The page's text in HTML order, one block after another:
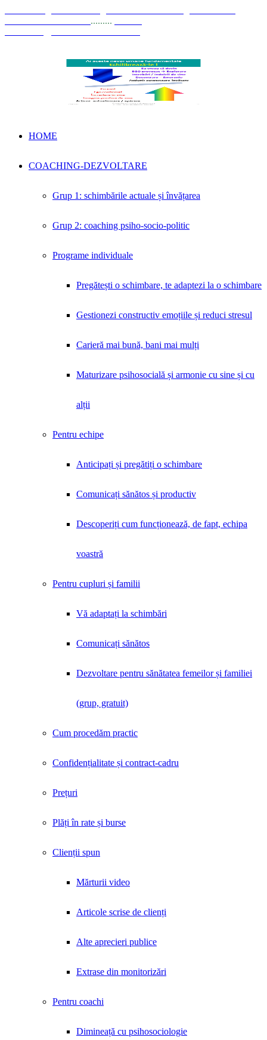
.........
HOME
COACHING-DEZVOLTARE
Grup 1: schimbările actuale și învățarea
Grup 2: coaching psiho-socio-politic
Programe individuale
Pregătești o schimbare, te adaptezi la o schimbare
Gestionezi constructiv emoțiile și reduci stresul
Carieră mai bună, bani mai mulți
Maturizare psihosocială și armonie cu sine și cu
alții
Pentru echipe
Anticipați și pregătiți o schimbare
Comunicați sănătos și productiv
Descoperiți cum funcționează, de fapt, echipa
voastră
Pentru cupluri și familii
Vă adaptați la schimbări
Comunicați sănătos
Dezvoltare pentru sănătatea femeilor și familiei
(grup, gratuit)
Cum procedăm practic
Confidențialitate și contract-cadru
Prețuri
Plăți în rate și burse
Clienții spun
Mărturii video
Articole scrise de clienți
Alte aprecieri publice
Extrase din monitorizări
Pentru coachi
Dimineață cu psihosociologie